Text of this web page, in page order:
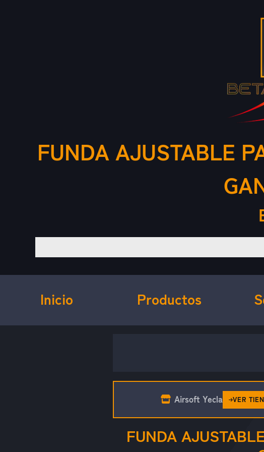
FUNDA AJUSTABLE
Inicio Productos
Airsoft Yecla VER
FUNDA